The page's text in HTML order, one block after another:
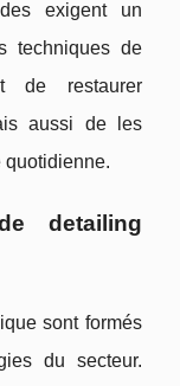
exigent un
techniques de
de restaurer
aussi de les
quotidienne.
detailing
sont formés
du secteur.